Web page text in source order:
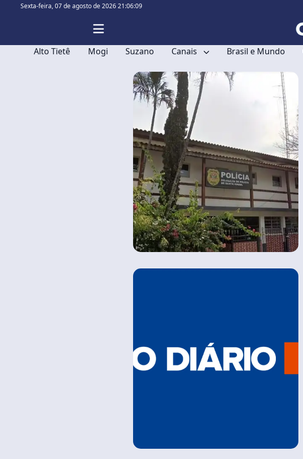
Sexta-feira,07 de agosto de 2026 21:06:10
Alto Tietê Mogi Suzano Canais Brasil e Mundo